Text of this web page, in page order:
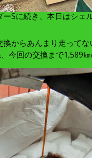
ーSに続き、本日はシェ
換からあんまり走って
今回の交換まで1,589㎞